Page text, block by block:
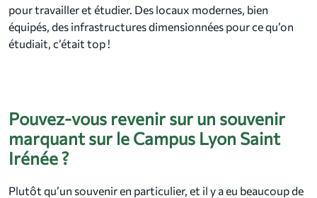
pour travailler et étudier. Des locaux modernes, bien
équipés, des infrastructures dimensionnées pour ce qu’on
étudiait, c’était top !
Pouvez-vous revenir sur un souvenir
marquant sur le Campus Lyon Saint
Irénée ?
Plutôt qu’un souvenir en particulier, et il y a eu beaucoup de